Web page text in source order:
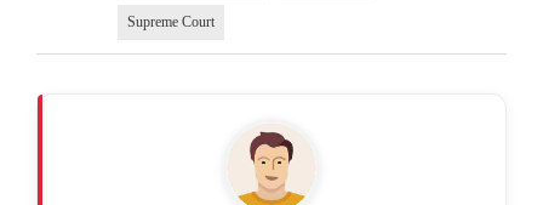
Supreme Court